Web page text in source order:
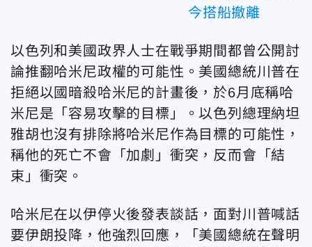
今搭船撤離
以色列和美國政界人士在戰爭期間都曾公開討
論推翻哈米尼政權的可能性。美國總統川普在
拒絕以國暗殺哈米尼的計畫後，於6月底稱哈
米尼是「容易攻擊的目標」。以色列總理納坦
雅胡也沒有排除將哈米尼作為目標的可能性 ，
稱他的死亡不會「加劇」衝突，反而會「結
束」衝突。
哈米尼在以伊停火後發表談話，面對川普喊話
要伊朗投降，他強烈回應，「美國總統在聲明